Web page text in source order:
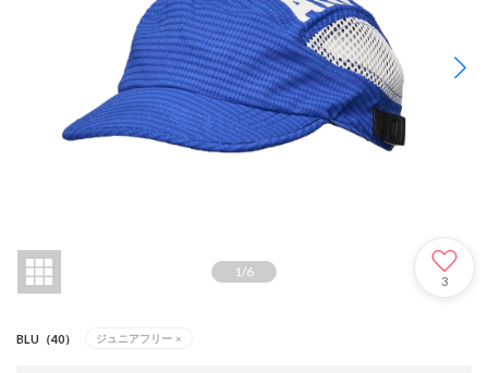
1/6
3
BLU（40） ジュニアフリー ×